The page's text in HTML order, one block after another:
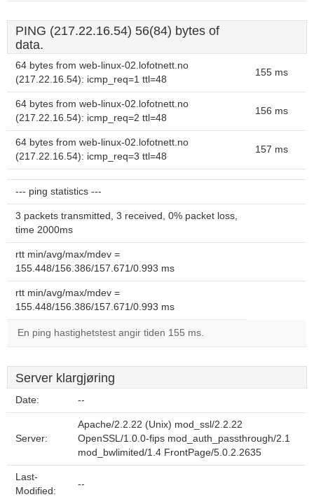
PING (217.22.16.54) 56(84) bytes of
data.
64 bytes from web-linux-02.lofotnett.no
(217.22.16.54): icmp_req=1 ttl=48
155 ms
64 bytes from web-linux-02.lofotnett.no
(217.22.16.54): icmp_req=2 ttl=48
156 ms
64 bytes from web-linux-02.lofotnett.no
(217.22.16.54): icmp_req=3 ttl=48
157 ms
--- ping statistics ---
3 packets transmitted, 3 received, 0% packet loss,
time 2000ms
rtt min/avg/max/mdev =
155.448/156.386/157.671/0.993 ms
rtt min/avg/max/mdev =
155.448/156.386/157.671/0.993 ms
En ping hastighetstest angir tiden 155 ms.
Server klargjøring
Date: --
Server:
Apache/2.2.22 (Unix) mod_ssl/2.2.22
OpenSSL/1.0.0-fips mod_auth_passthrough/2.1
mod_bwlimited/1.4 FrontPage/5.0.2.2635
Last-
Modified:
--